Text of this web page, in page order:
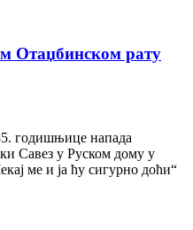
Отаџбинском рату
годишњице напада
Савез у Руском дому у
ме и ја ћу сигурно доћи“